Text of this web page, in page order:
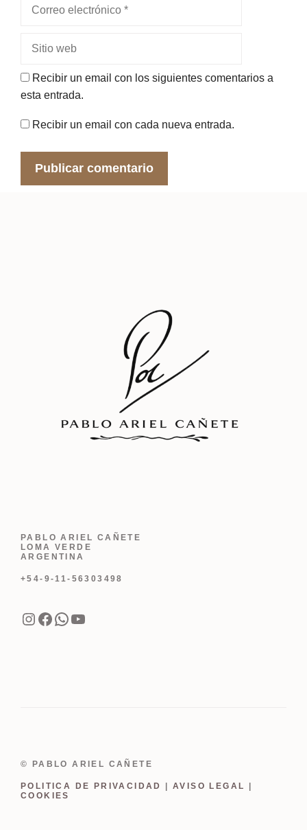
electrónico
web
Recibir un email con los siguientes comentarios a
esta entrada.
Recibir un email con cada nueva entrada.
PABLO ARIEL CAÑETE
LOMA VERDE
ARGENTINA
+54-9-11-56303498
Instagram
Facebook
WhatsApp
YouTube
© PABLO ARIEL CAÑETE
POLITICA DE PRIVACIDAD |AVISO LEGAL
COOKIES